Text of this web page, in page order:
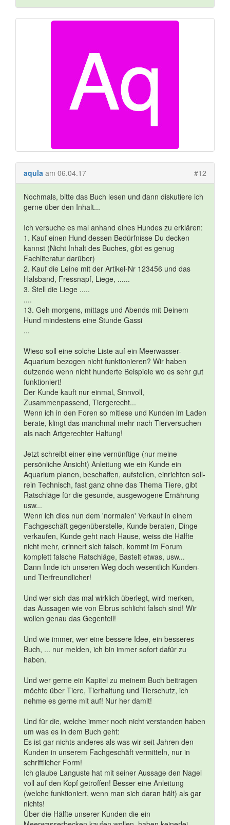
aqula am 06.04.17 #12
Nochmals, bitte das Buch lesen und dann diskutiere ich
gerne über den Inhalt...
Ich versuche es mal anhand eines Hundes zu erklären:
1. Kauf einen Hund dessen Bedürfnisse Du decken
kannst (Nicht Inhalt des Buches, gibt es genug
Fachliteratur darüber)
2. Kauf die Leine mit der Artikel-Nr 123456 und das
Halsband, Fressnapf, Liege, ......
3. Stell die Liege .....
....
13. Geh morgens, mittags und Abends mit Deinem
Hund mindestens eine Stunde Gassi
...
Wieso soll eine solche Liste auf ein Meerwasser-
Aquarium bezogen nicht funktionieren? Wir haben
dutzende wenn nicht hunderte Beispiele wo es sehr gut
funktioniert!
Der Kunde kauft nur einmal, Sinnvoll,
Zusammenpassend, Tiergerecht...
Wenn ich in den Foren so mitlese und Kunden im Laden
berate, klingt das manchmal mehr nach Tierversuchen
als nach Artgerechter Haltung!
Jetzt schreibt einer eine vernünftige (nur meine
persönliche Ansicht) Anleitung wie ein Kunde ein
Aquarium planen, beschaffen, aufstellen, einrichten soll-
rein Technisch, fast ganz ohne das Thema Tiere, gibt
Ratschläge für die gesunde, ausgewogene Ernährung
usw...
Wenn ich dies nun dem 'normalen' Verkauf in einem
Fachgeschäft gegenüberstelle, Kunde beraten, Dinge
verkaufen, Kunde geht nach Hause, weiss die Hälfte
nicht mehr, erinnert sich falsch, kommt im Forum
komplett falsche Ratschläge, Bastelt etwas, usw...
Dann finde ich unseren Weg doch wesentlich Kunden-
und Tierfreundlicher!
Und wer sich das mal wirklich überlegt, wird merken,
das Aussagen wie von Elbrus schlicht falsch sind! Wir
wollen genau das Gegenteil!
Und wie immer, wer eine bessere Idee, ein besseres
Buch, ... nur melden, ich bin immer sofort dafür zu
haben.
Und wer gerne ein Kapitel zu meinem Buch beitragen
möchte über Tiere, Tierhaltung und Tierschutz, ich
nehme es gerne mit auf! Nur her damit!
Und für die, welche immer noch nicht verstanden haben
um was es in dem Buch geht:
Es ist gar nichts anderes als was wir seit Jahren den
Kunden in unserem Fachgeschäft vermitteln, nur in
schriftlicher Form!
Ich glaube Languste hat mit seiner Aussage den Nagel
voll auf den Kopf getroffen! Besser eine Anleitung
(welche funktioniert, wenn man sich daran hält) als gar
nichts!
Über die Hälfte unserer Kunden die ein